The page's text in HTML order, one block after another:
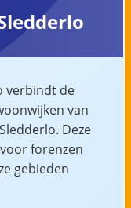
verbindt de
van
Deze
forenzen
gebieden